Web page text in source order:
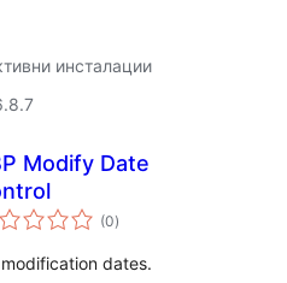
инсталации
Modify Date
(0общо
оценки
)
dates.